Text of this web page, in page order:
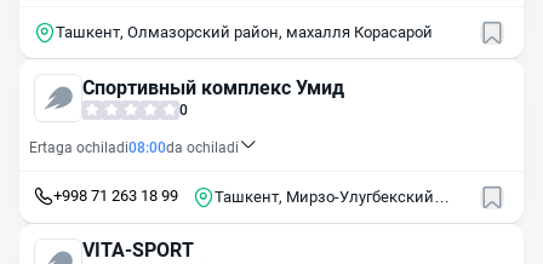
Ташкент, Олмазорский район, махалля Корасарой
Спортивный комплекс Умид
0
Ertaga ochiladi08:00da ochiladi
+998 71 263 18 99
Ташкент, Мирзо-Улугбекский
VITA-SPORT